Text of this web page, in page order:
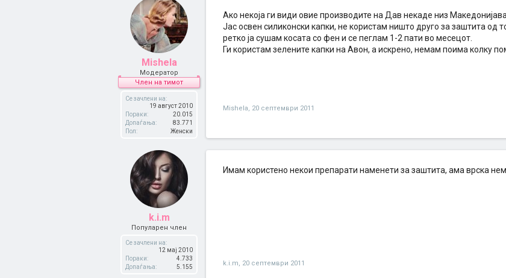
Mishela
Модератор
Член на тимот
Се зачлени на:
19 август 2010
Пораки:
20.015
Допаѓања:
83.771
Пол:
Женски
Aко некоја ги види овие производите на Дав некаде низ
Јас освен силиконски капки, не користам ништо друго за заштита од
ретко ја сушам косата со фен и се пеглам 1-2 пати во месецот.
Ги користам зелените капки на Авон, а искрено, немам поима колку
Mishela, 20 септември 2011
k.i.m
Популарен член
Се зачлени на:
12 мај 2010
Пораки:
4.733
Допаѓања:
5.155
Имам користено некои препарати наменети за заштита, ама врска
k.i.m, 20 септември 2011